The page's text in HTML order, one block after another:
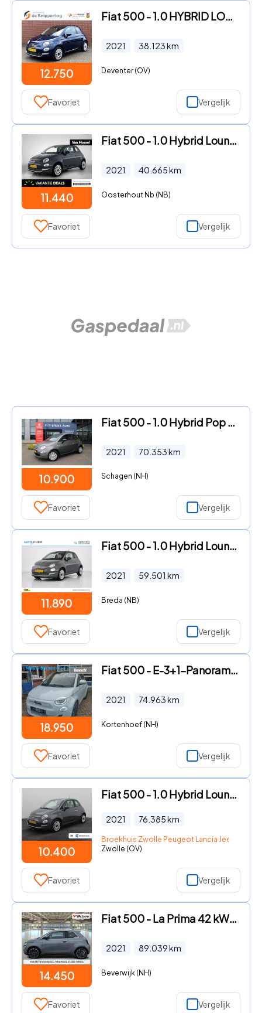
12.750
Fiat 500 - 1.0 HYBRID LOUNGE CARPLAY CRUISE DAB LMV PDC
2021 38.123km
Deventer (OV)
Favoriet Vergelijk
11.440
Fiat 500 - 1.0 Hybrid Lounge | Te Financieren v.a. €164, - P/M |
2021 40.665km
Oosterhout Nb (NB)
Favoriet Vergelijk
10.900
Fiat 500 - 1.0 Hybrid Pop Airco Cruise Zeer mooi
2021 70.353km
Schagen (NH)
Favoriet Vergelijk
11.890
Fiat 500 - 1.0 Hybrid Lounge | Licht metalen velgen | CC | Radio met DA
2021 59.501 km
Breda (NB)
Favoriet Vergelijk
18.950
Fiat 500 - E-3+1-Panoramadak -42KW -Snelladen -Magic Eye- meer...
2021 74.963km
Kortenhoef (NH)
Favoriet Vergelijk
10.400
Fiat 500 - 1.0 Hybrid Lounge Navi | lichtmetalen velgen 15'' | Apple Ca
2021 76.385km
Broekhuis Zwolle Peugeot Lancia Jeep Fiat
Zwolle (OV)
Favoriet Vergelijk
14.450
Fiat 500 - La Prima 42 kWh PanoDak, Navigatie+Camera, Leder interieur..
2021 89.039km
Beverwijk (NH)
Favoriet Vergelijk